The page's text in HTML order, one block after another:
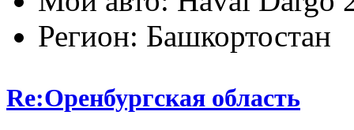
Регион: Башкортостан
Re:Оренбургская область